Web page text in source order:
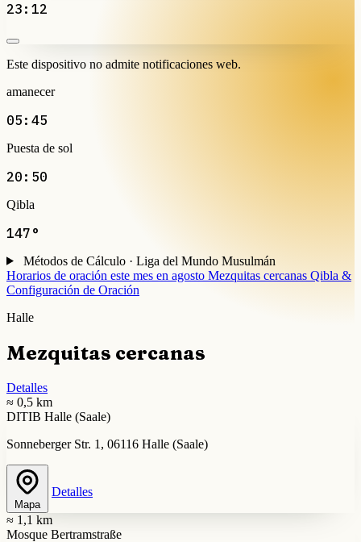
23:12
Este dispositivo no admite notificaciones web.
amanecer
05:45
Puesta de sol
20:50
Qibla
147°
Métodos de Cálculo · Liga del Mundo Musulmán
Horarios de oración este mes en agosto Mezquitas cercanas Qibla &
Configuración de Oración
Halle
Mezquitas cercanas
Detalles
≈ 0,5 km
DITIB Halle (Saale)
Sonneberger Str. 1, 06116 Halle (Saale)
Mapa
Detalles
≈ 1,1 km
Mosque Bertramstraße